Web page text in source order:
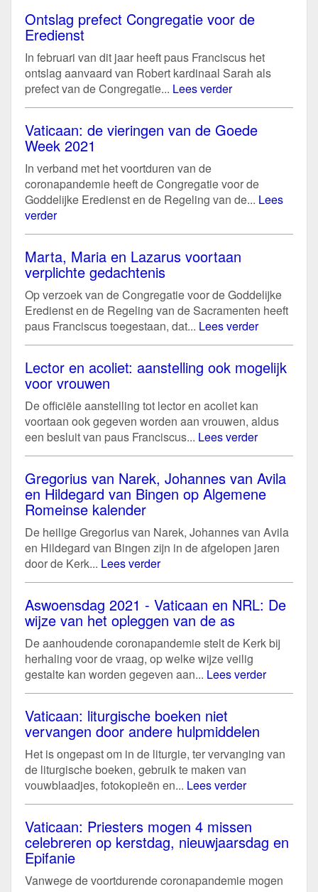
Ontslag prefect Congregatie voor de
Eredienst
In februari van dit jaar heeft paus Franciscus het
ontslag aanvaard van Robert kardinaal Sarah als
prefect van de Congregatie... Lees verder
Vaticaan: de vieringen van de Goede
Week 2021
In verband met het voortduren van de
coronapandemie heeft de Congregatie voor de
Goddelijke Eredienst en de Regeling van de... Lees
verder
Marta, Maria en Lazarus voortaan
verplichte gedachtenis
Op verzoek van de Congregatie voor de Goddelijke
Eredienst en de Regeling van de Sacramenten heeft
paus Franciscus toegestaan, dat... Lees verder
Lector en acoliet: aanstelling ook mogelijk
voor vrouwen
De officiële aanstelling tot lector en acoliet kan
voortaan ook gegeven worden aan vrouwen, aldus
een besluit van paus Franciscus... Lees verder
Gregorius van Narek, Johannes van Avila
en Hildegard van Bingen op Algemene
Romeinse kalender
De heilige Gregorius van Narek, Johannes van Avila
en Hildegard van Bingen zijn in de afgelopen jaren
door de Kerk... Lees verder
Aswoensdag 2021 - Vaticaan en NRL: De
wijze van het opleggen van de as
De aanhoudende coronapandemie stelt de Kerk bij
herhaling voor de vraag, op welke wijze veilig
gestalte kan worden gegeven aan... Lees verder
Vaticaan: liturgische boeken niet
vervangen door andere hulpmiddelen
Het is ongepast om in de liturgie, ter vervanging van
de liturgische boeken, gebruik te maken van
vouwblaadjes, fotokopieën en... Lees verder
Vaticaan: Priesters mogen 4 missen
celebreren op kerstdag, nieuwjaarsdag en
Epifanie
Vanwege de voortdurende coronapandemie mogen